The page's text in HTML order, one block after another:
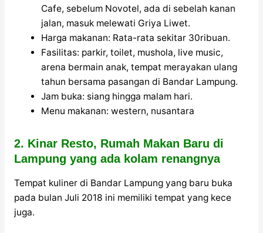
Cafe, sebelum Novotel, ada di sebelah kanan
jalan, masuk melewati Griya Liwet.
Harga makanan: Rata-rata sekitar 30ribuan.
Fasilitas: parkir, toilet, mushola, live music,
arena bermain anak, tempat merayakan ulang
tahun bersama pasangan di Bandar Lampung.
Jam buka: siang hingga malam hari.
Menu makanan: western, nusantara
2. Kinar Resto, Rumah Makan Baru di
Lampung yang ada kolam renangnya
Tempat kuliner di Bandar Lampung yang baru buka
pada bulan Juli 2018 ini memiliki tempat yang kece
juga.